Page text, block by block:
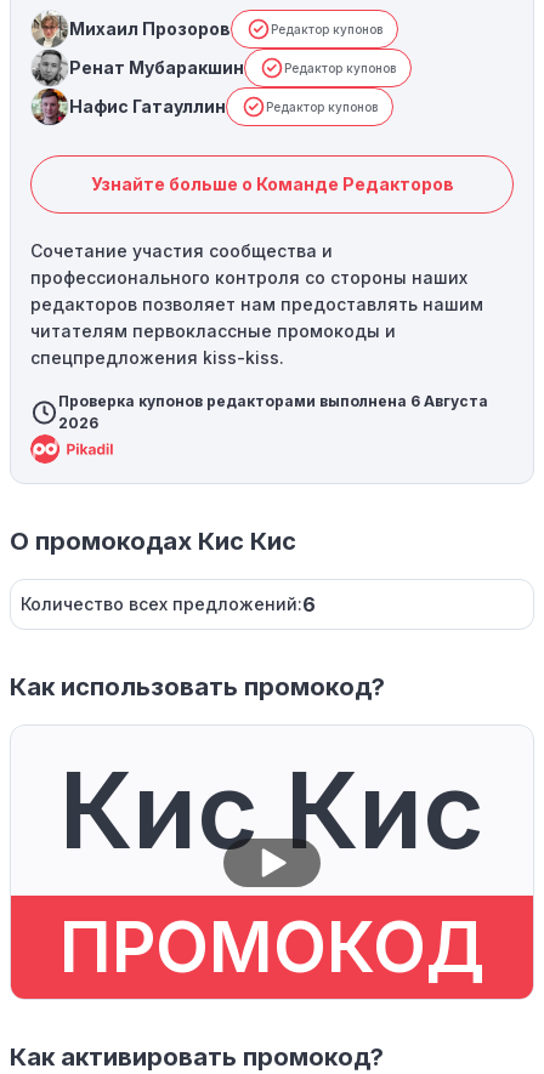
Михаил Прозоров Редактор купонов
Ренат Мубаракшин Редактор купонов
Нафис Гатауллин Редактор купонов
Узнайте больше о Команде Редакторов
Сочетание участия сообщества и
профессионального контроля со стороны наших
редакторов позволяет нам предоставлять нашим
читателям первоклассные промокоды и
спецпредложения kiss-kiss.
Проверка купонов редакторами выполнена 6 Августа
2026
О промокодах Кис Кис
Количество всех предложений:6
Как использовать промокод?
Кис Кис
ПРОМОКОД
Как активировать промокод?